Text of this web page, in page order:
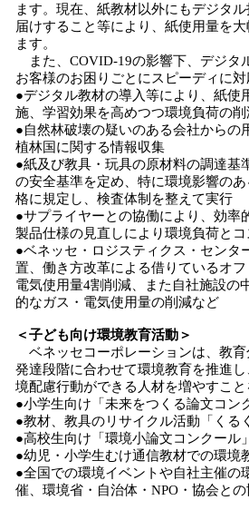
ます。現在、紙教材以外にもデジタ
届けすること等により、紙使用量を
ます。
また、COVID-19の影響下、デジタ
お客様のお困りごとにスピーディに対
●デジタル教材の導入等により、紙使
施、学習効果を高めつつ環境負荷の削
●自然林破壊の疑いのある会社からの
植林国に関する情報収集
●紙及び教具・玩具の原材料の調達基
の安全基準を定め、特に環境影響の
格に規定し、検査体制を整えて実行
●サプライヤーとの協働により、効率
製品仕様の見直しにより環境負荷と
●ベネッセ・ロジスティクス・センタ
置、働き方改革による借りているオ
電気使用量4割削減、また自社施設の
的なガス・電気使用量の削減など
＜子ども向け環境教育活動＞
ベネッセコーポレーションは、教
発達段階に合わせて環境教育を推進
境配慮行動ができる人材を増やすこと
●小学生向け「未来をつくる論文コン
●教材、教具のリサイクル活動「くる
●高校生向け「環境小論文コンクール
●幼児・小学生むけ通信教材での環境
●全国での環境イベントや自社主催の
催、環境省・自治体・NPO・協会と